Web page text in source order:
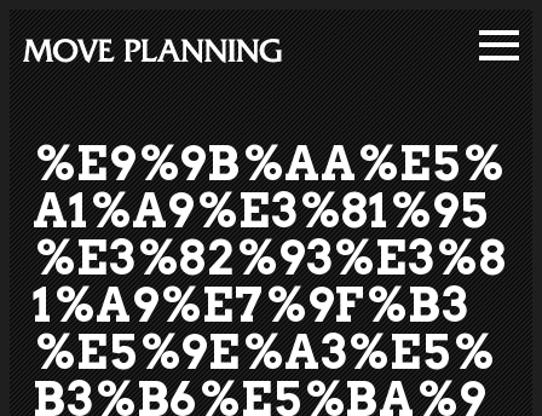
イ
%E9%9B%AA%E5%
A1%A9%E3%81%95
%E3%82%93%E3%8
1%A9%E7%9F%B3
%E5%9E%A3%E5%
B3%B6%E5%BA%9